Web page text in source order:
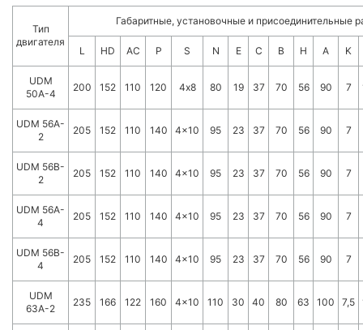
Тип
двигателя
Габаритные, установочные и присоединительные
L HD AC P S N E C B H A K
UDM
50A-4
200 152 110 120 4х8 80 19 37 70 56 90 7
UDM 56A-
2
205 152 110 140 4x10 95 23 37 70 56 90 7
UDM 56B-
2
205 152 110 140 4x10 95 23 37 70 56 90 7
UDM 56A-
4
205 152 110 140 4x10 95 23 37 70 56 90 7
UDM 56B-
4
205 152 110 140 4x10 95 23 37 70 56 90 7
UDM
63A-2
235 166 122 160 4x10 110 30 40 80 63 100 7,5